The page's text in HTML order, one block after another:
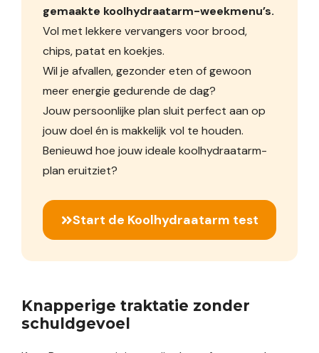
gemaakte koolhydraatarm-weekmenu’s.
Vol met lekkere vervangers voor brood,
chips, patat en koekjes.
Wil je afvallen, gezonder eten of gewoon
meer energie gedurende de dag?
Jouw persoonlijke plan sluit perfect aan op
jouw doel én is makkelijk vol te houden.
Benieuwd hoe jouw ideale koolhydraatarm-
plan eruitziet?
Start de Koolhydraatarm test
Knapperige traktatie zonder
schuldgevoel